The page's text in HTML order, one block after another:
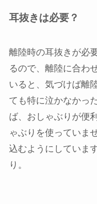
耳抜きは必要？
離陸時の耳抜きが必
るので、離陸に合わ
いると、気づけば離
ても特に泣かなかっ
ば、おしゃぶりが便
ゃぶりを使っていま
込むようにしていま
り。